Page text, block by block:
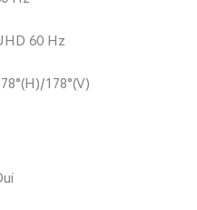
60 Hz
178°(V)